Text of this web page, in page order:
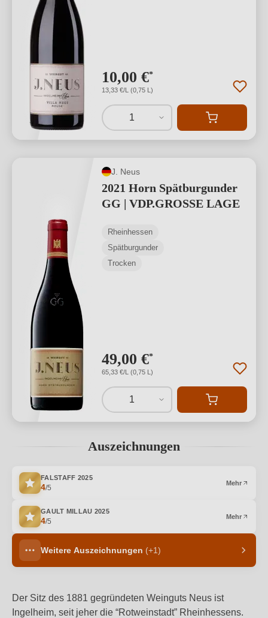
10,00 €*
13,33 €/L (0,75 L)
1
J. Neus
2021 Horn Spätburgunder
GG | VDP.GROSSE LAGE
Rheinhessen
Spätburgunder
Trocken
49,00 €*
65,33 €/L (0,75 L)
1
Auszeichnungen
FALSTAFF 2025
4/5
Mehr
GAULT MILLAU 2025
4/5
Mehr
Weitere Auszeichnungen (+1)
Der Sitz des 1881 gegründeten Weinguts Neus ist
Ingelheim, seit jeher die “Rotweinstadt” Rheinhessens.